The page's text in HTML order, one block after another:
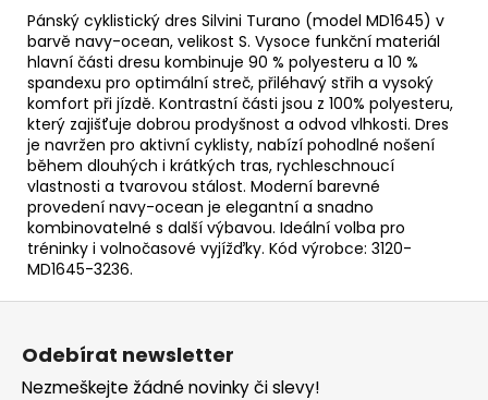
Pánský cyklistický dres Silvini Turano (model MD1645) v
barvě navy-ocean, velikost S. Vysoce funkční materiál
hlavní části dresu kombinuje 90 % polyesteru a 10 %
spandexu pro optimální streč, přiléhavý střih a vysoký
komfort při jízdě. Kontrastní části jsou z 100% polyesteru,
který zajišťuje dobrou prodyšnost a odvod vlhkosti. Dres
je navržen pro aktivní cyklisty, nabízí pohodlné nošení
během dlouhých i krátkých tras, rychleschnoucí
vlastnosti a tvarovou stálost. Moderní barevné
provedení navy-ocean je elegantní a snadno
kombinovatelné s další výbavou. Ideální volba pro
tréninky i volnočasové vyjížďky. Kód výrobce: 3120-
MD1645-3236.
Z
Odebírat newsletter
Nezmeškejte žádné novinky či slevy!